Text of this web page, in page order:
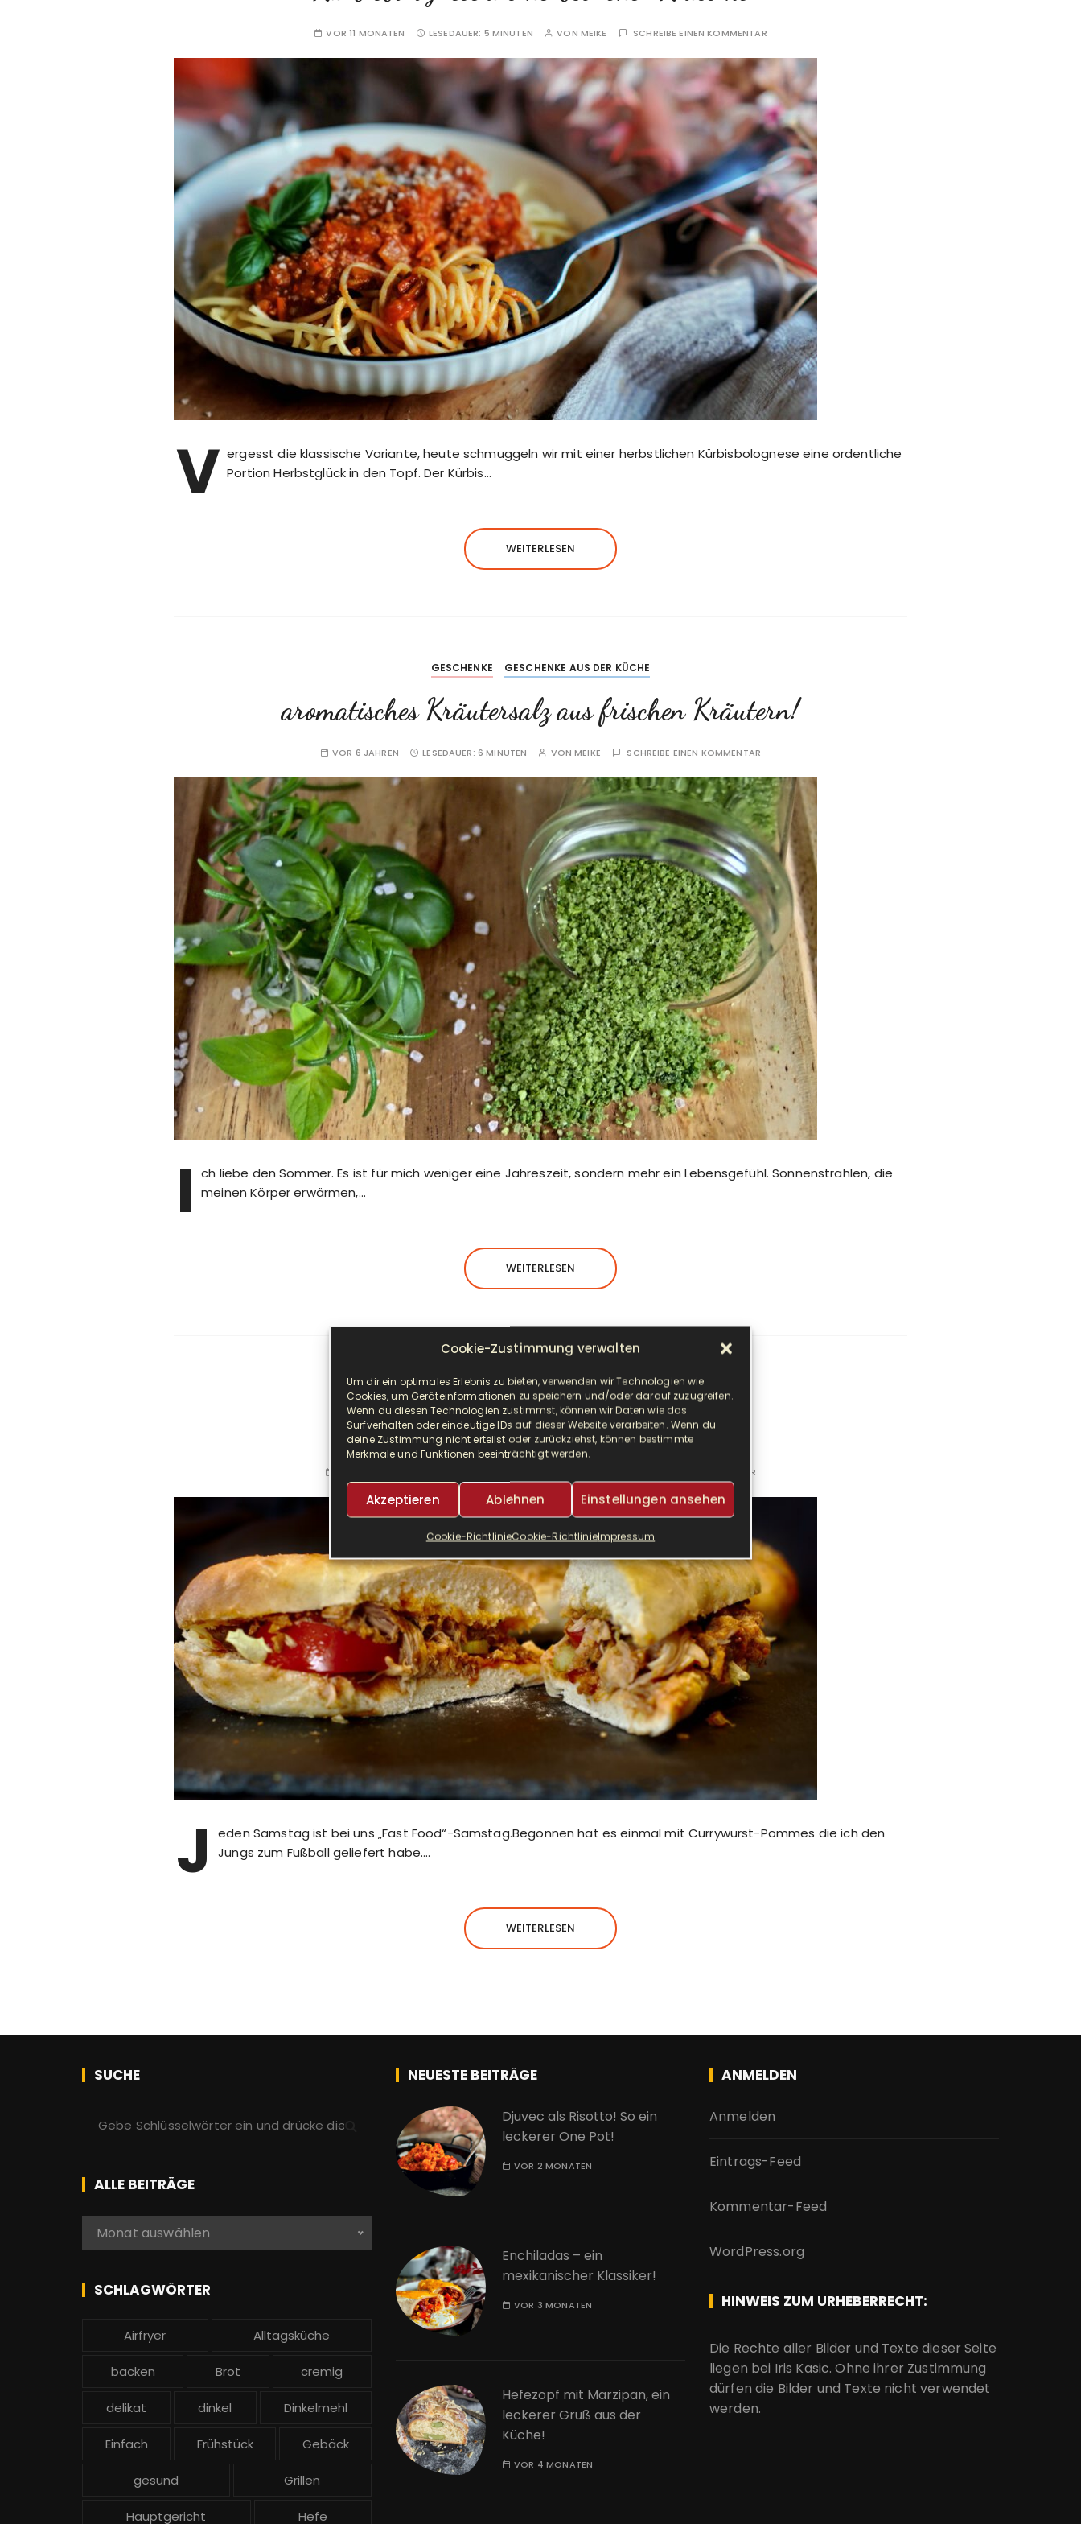
Cookie-Zustimmung verwalten
Um dir ein optimales Erlebnis zu bieten, verwenden wir Technologien wie
Cookies, um Geräteinformationen zu speichern und/oder darauf zuzugreifen.
Wenn du diesen Technologien zustimmst, können wir Daten wie das
Surfverhalten oder eindeutige IDs auf dieser Website verarbeiten. Wenn du
deine Zustimmung nicht erteilst oder zurückziehst, können bestimmte
Merkmale und Funktionen beeinträchtigt werden.
Akzeptieren Ablehnen Einstellungen ansehen
Cookie-RichtlinieCookie-RichtlinieImpressum
VOR 11 MONATEN LESEDAUER: 5 MINUTEN VON MEIKE SCHREIBE EINEN KOMMENTAR
V ergesst die klassische Variante, heute schmuggeln wir mit einer herbstlichen Kürbisbolognese eine ordentliche
Portion Herbstglück in den Topf. Der Kürbis…
WEITERLESEN
GESCHENKE GESCHENKE AUS DER KÜCHE
aromatisches Kräutersalz aus frischen Kräutern!
VOR 6 JAHREN LESEDAUER: 6 MINUTEN VONMEIKE SCHREIBE EINEN KOMMENTAR
I
ch liebe den Sommer. Es ist für mich weniger eine Jahreszeit, sondern mehr ein Lebensgefühl. Sonnenstrahlen, die
meinen Körper erwärmen,…
WEITERLESEN
BROT UND BRÖTCHEN FRÜHSTÜCK HAUPTGERICHTE
Leckere Baguettes wie aus dem Bistro!
SCHREIBE EINEN KOMMENTAR
J
eden Samstag ist bei uns „Fast Food“-Samstag.Begonnen hat es einmal mit Currywurst-Pommes die ich den
Jungs zum Fußball geliefert habe….
WEITERLESEN
SUCHE
h
e
n
c
:
ALLE BEITRÄGE
e
Monat auswählen
SCHLAGWÖRTER
Airfryer Alltagsküche
backen Brot cremig
delikat dinkel Dinkelmehl
Einfach Frühstück Gebäck
gesund Grillen
Hauptgericht Hefe
NEUESTE BEITRÄGE
Djuvec als Risotto! So ein
leckerer One Pot!
VOR 2 MONATEN
Enchiladas – ein
mexikanischer Klassiker!
VOR 3 MONATEN
Hefezopf mit Marzipan, ein
leckerer Gruß aus der
Küche!
VOR 4 MONATEN
ANMELDEN
Anmelden
Eintrags-Feed
Kommentar-Feed
WordPress.org
HINWEIS ZUM URHEBERRECHT:
Die Rechte aller Bilder und Texte dieser Seite
liegen bei Iris Kasic. Ohne ihrer Zustimmung
dürfen die Bilder und Texte nicht verwendet
werden.